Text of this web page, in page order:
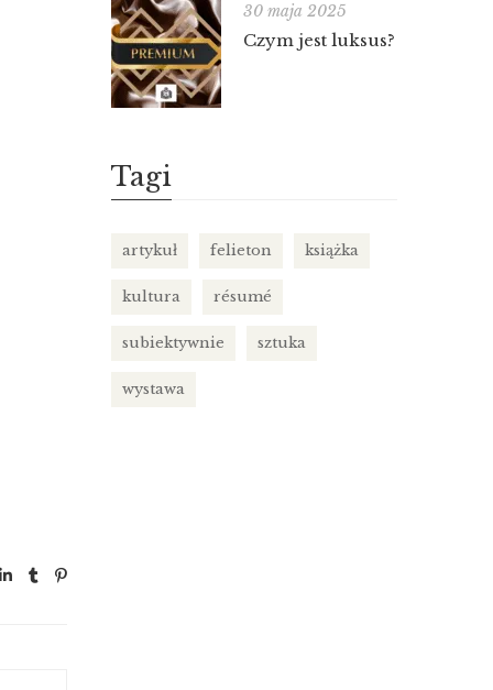
30 maja 2025
Czym jest luksus?
Tagi
artykuł felieton książka
kultura résumé
subiektywnie sztuka
wystawa